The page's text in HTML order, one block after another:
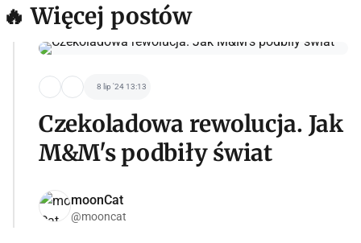
🔥 Więcej postów
8 lip '24 13:13
Czekoladowa rewolucja. Jak
M&M's podbiły świat
moonCat
@mooncat